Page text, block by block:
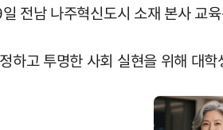
전남 나주혁신도시 소재 본사 교
하고 투명한 사회 실현을 위해 대